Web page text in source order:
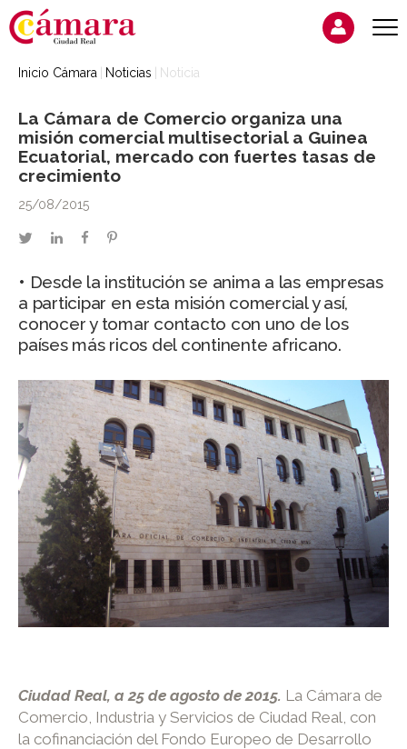
Inicio Cámara Noticias Noticia
La Cámara de Comercio organiza una
misión comercial multisectorial a Guinea
Ecuatorial, mercado con fuertes tasas de
crecimiento
25/08/2015
twitterlinkedinfacebookpinterest
• Desde la institución se anima a las empresas
a participar en esta misión comercial y así,
conocer y tomar contacto con uno de los
países más ricos del continente africano.
Ciudad Real, a 25 de agosto de 2015. La Cámara de
Comercio, Industria y Servicios de Ciudad Real, con
la cofinanciación del Fondo Europeo de Desarrollo